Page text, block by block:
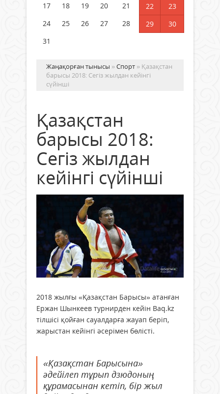
17
18 19 20 21 22
23
24
25 26 27 28 29
30
31
Жаңақорған тынысы »Спорт » Қазақстан
барысы 2018: Сегіз жылдан кейінгі
сүйінші
Қазақстан
барысы 2018:
Сегіз жылдан
кейінгі сүйінші
2018 жылғы «Қазақстан Барысы» атанған
Ержан Шынкеев турнирден кейін Baq.kz
тілшісі қойған сауалдарға жауап беріп,
жарыстан кейінгі әсерімен бөлісті.
«Қазақстан Барысына»
әдейілеп тұрып дзюдоның
құрамасынан кетіп, бір жыл